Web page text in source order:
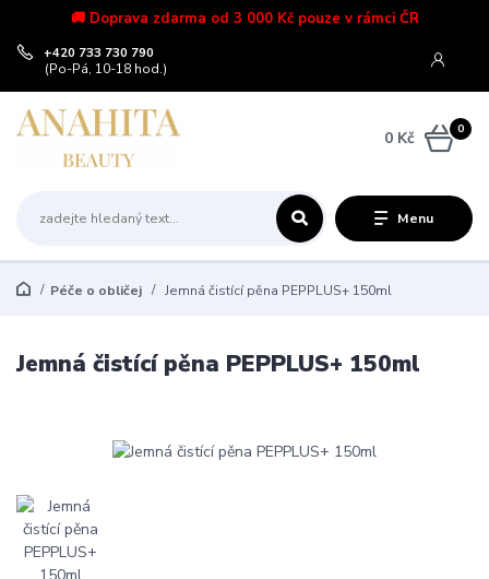
🚚 Doprava zdarma od 3 000 Kč pouze v rámci ČR
Menu
+420 733 730 790
(Po-Pá, 10-18 hod.)
0
0 Kč
Péče o obličej Jemná čistící pěna PEPPLUS+ 150ml
Jemná čistící pěna PEPPLUS+ 150ml